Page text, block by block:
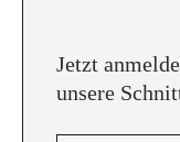
Jetzt
unsere